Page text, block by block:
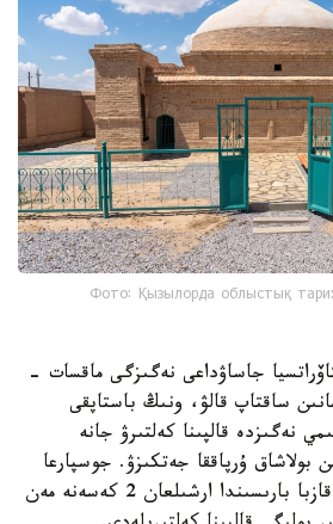
Фото: Қызылорда облыстық
جاساۋداعى نەگىزگى ماقسات -
ساقتاپ قالۋ، ونىڭ باستاپقى
نەگىزدە قالپىنا كەلتىرۋ جانە
بولاشاق ۇرپاققا جەتكىزۋ. جوسپارعا
سايكەس ارحەولوگيالىق قازبا بارىسىندا ارشىلعان 2 كەسەنە مەن